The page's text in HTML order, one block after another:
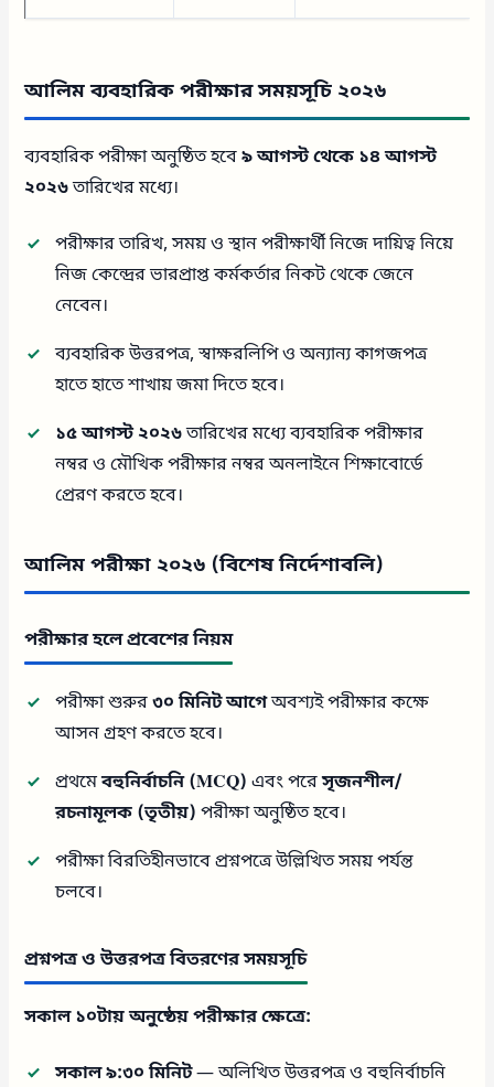
আলিম ব্যবহারিক পরীক্ষার সময়সূচি ২০২৬
ব্যবহারিক পরীক্ষা অনুষ্ঠিত হবে৯ আগস্ট থেকে ১৪ আগস্ট
২০২৬তারিখের মধ্যে।
পরীক্ষার তারিখ, সময় ও স্থান পরীক্ষার্থী নিজে দায়িত্ব নিয়ে
নিজ কেন্দ্রের ভারপ্রাপ্ত কর্মকর্তার নিকট থেকে জেনে
নেবেন।
ব্যবহারিক উত্তরপত্র, স্বাক্ষরলিপি ও অন্যান্য কাগজপত্র
হাতে হাতে শাখায় জমা দিতে হবে।
১৫ আগস্ট ২০২৬তারিখের মধ্যে ব্যবহারিক পরীক্ষার
নম্বর ও মৌখিক পরীক্ষার নম্বর অনলাইনে শিক্ষাবোর্ডে
প্রেরণ করতে হবে।
আলিম পরীক্ষা ২০২৬ (বিশেষ নির্দেশাবলি)
পরীক্ষার হলে প্রবেশের নিয়ম
পরীক্ষা শুরুর৩০ মিনিট আগেঅবশ্যই পরীক্ষার কক্ষে
আসন গ্রহণ করতে হবে।
প্রথমেবহুনির্বাচনি (MCQ) এবং পরেসৃজনশীল/
রচনামূলক (তৃতীয়) পরীক্ষা অনুষ্ঠিত হবে।
পরীক্ষা বিরতিহীনভাবে প্রশ্নপত্রে উল্লিখিত সময় পর্যন্ত
চলবে।
প্রশ্নপত্র ও উত্তরপত্র বিতরণের সময়সূচি
সকাল ১০টায় অনুষ্ঠেয় পরীক্ষার ক্ষেত্রে:
সকাল ৯:৩০ মিনিট— অলিখিত উত্তরপত্র ও বহুনির্বাচনি